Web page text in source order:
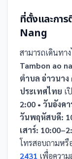
ที่ตั้งและกา
Nang
สามารถเดินทา
Tambon ao
ตำบล อ่าวนาง
ประเทศไทย เ
2:00 • วันอังค
วันพฤหัสบดี:
เสาร์:
โทรสอบถามหรื
2431 เพื่อควา